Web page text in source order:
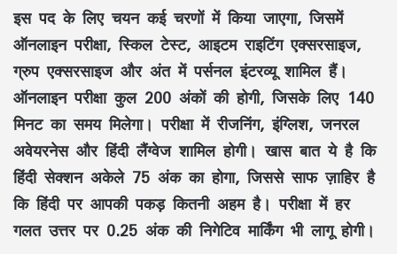
इस पद के लिए चयन कई चरणों में किया जाएगा, जिसमें
ऑनलाइन परीक्षा, स्किल टेस्ट, आइटम राइटिंग एक्सरसाइज,
ग्रुप एक्सरसाइज और अंत में पर्सनल इंटरव्यू शामिल हैं।
ऑनलाइन परीक्षा कुल 200 अंकों की होगी, जिसके लिए 140
मिनट का समय मिलेगा। परीक्षा में रीजनिंग, इंग्लिश, जनरल
अवेयरनेस और हिंदी लैंग्वेज शामिल होगी। खास बात ये है कि
हिंदी सेक्शन अकेले 75 अंक का होगा, जिससे साफ ज़ाहिर है
कि हिंदी पर आपकी पकड़ कितनी अहम है। परीक्षा में हर
गलत उत्तर पर 0.25 अंक की निगेटिव मार्किंग भी लागू होगी।